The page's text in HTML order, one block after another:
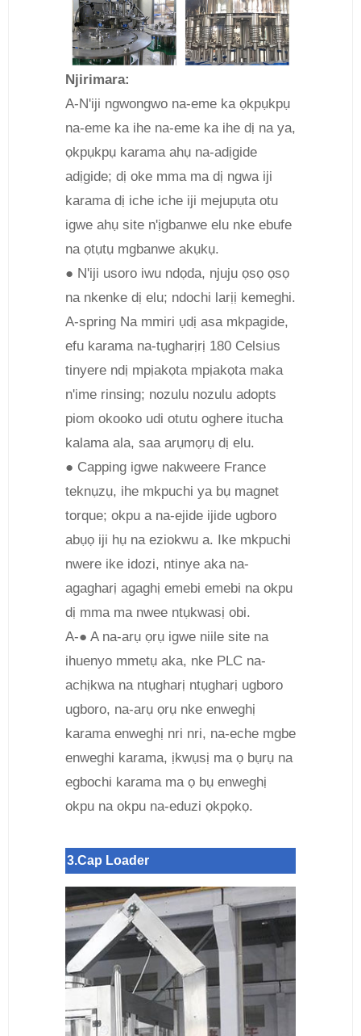
Njirimara:
A-N'iji ngwongwo na-eme ka ọkpụkpụ
na-eme ka ihe na-eme ka ihe dị na ya,
ọkpụkpụ karama ahụ na-adịgide
adịgide; dị oke mma ma dị ngwa iji
karama dị iche iche iji mejupụta otu
igwe ahụ site n'ịgbanwe elu nke ebufe
na ọtụtụ mgbanwe akụkụ.
● N'iji usoro iwu ndọda, njuju ọsọ ọsọ
na nkenke dị elu; ndochi larịị kemeghi.
A-spring Na mmiri ụdị asa mkpagide,
efu karama na-tụgharịrị 180 Celsius
tinyere ndị mpịakọta mpịakọta maka
n'ime rinsing; nozulu nozulu adopts
piom okooko udi otutu oghere itucha
kalama ala, saa arụmọrụ dị elu.
● Capping igwe nakweere France
teknụzụ, ihe mkpuchi ya bụ magnet
torque; okpu a na-ejide ijide ugboro
abụọ iji hụ na eziokwu a. Ike mkpuchi
nwere ike idozi, ntinye aka na-
agagharị agaghị emebi emebi na okpu
dị mma ma nwee ntụkwasị obi.
A-● A na-arụ ọrụ igwe niile site na
ihuenyo mmetụ aka, nke PLC na-
achịkwa na ntụgharị ntụgharị ugboro
ugboro, na-arụ ọrụ nke enweghị
karama enweghị nri nri, na-eche mgbe
enweghi karama, ịkwụsị ma ọ bụrụ na
egbochi karama ma ọ bụ enweghị
okpu na okpu na-eduzi ọkpọkọ.
3.Cap Loader